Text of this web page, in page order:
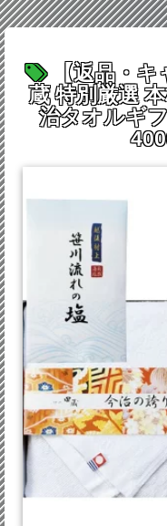
【返品・キ
蔵 特別厳選
治タオルギ